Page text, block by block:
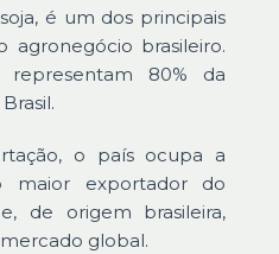
é um dos principais
agronegócio brasileiro.
representam 80% da
o país ocupa a
maior exportador do
de origem brasileira,
global.